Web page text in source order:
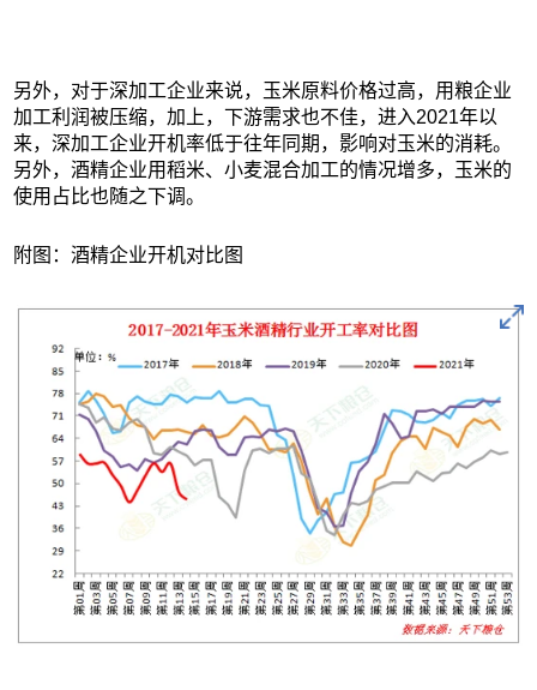
另外，对于深加工企业来说，玉米原料价格过高，用粮企业
加工利润被压缩，加上，下游需求也不佳，进入2021年以
来，深加工企业开机率低于往年同期，影响对玉米的消耗。
另外，酒精企业用稻米、小麦混合加工的情况增多，玉米的
使用占比也随之下调。
附图：酒精企业开机对比图